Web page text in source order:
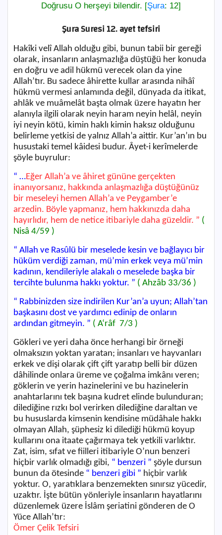
Doğrusu O herşeyi bilendir. [Şura: 12]
Şura Suresi 12. ayet tefsiri
Hakîki velî Allah olduğu gibi, bunun tabii bir gereği
olarak, insanların anlaşmazlığa düştüğü her konuda
en doğru ve adil hükmü verecek olan da yine
Allah’tır. Bu sadece âhirette kullar arasında nihâî
hükmü vermesi anlamında değil, dünyada da itikat,
ahlâk ve muâmelât başta olmak üzere hayatın her
alanıyla ilgili olarak neyin haram neyin helâl, neyin
iyi neyin kötü, kimin haklı kimin haksız olduğunu
belirleme yetkisi de yalnız Allah’a aittir. Kur’an’ın bu
husustaki temel kâidesi budur. Âyet-i kerîmelerde
şöyle buyrulur:
“ …Eğer Allah’a ve âhiret gününe gerçekten
inanıyorsanız, hakkında anlaşmazlığa düştüğünüz
bir meseleyi hemen Allah’a ve Peygamber’e
arzedin. Böyle yapmanız, hem hakkınızda daha
hayırlıdır, hem de netice itibariyle daha güzeldir. ” (
Nisâ 4/59 )
“ Allah ve Rasûlü bir meselede kesin ve bağlayıcı bir
hüküm verdiği zaman, mü’min erkek veya mü’min
kadının, kendileriyle alakalı o meselede başka bir
tercihte bulunma hakkı yoktur. ” ( Ahzâb 33/36 )
“ Rabbinizden size indirilen Kur’an’a uyun; Allah’tan
başkasını dost ve yardımcı edinip de onların
ardından gitmeyin. ” ( A‘râf 7/3 )
Gökleri ve yeri daha önce herhangi bir örneği
olmaksızın yoktan yaratan; insanları ve hayvanları
erkek ve dişi olarak çift çift yaratıp belli bir düzen
dâhilinde onlara üreme ve çoğalma imkânı veren;
göklerin ve yerin hazinelerini ve bu hazinelerin
anahtarlarını tek başına kudret elinde bulunduran;
dilediğine rızkı bol verirken dilediğine daraltan ve
bu hususlarda kimsenin kendisine müdâhale hakkı
olmayan Allah, şüphesiz ki dilediği hükmü koyup
kullarını ona itaate çağırmaya tek yetkili varlıktır.
Zat, isim, sıfat ve fiilleri itibariyle O’nun benzeri
hiçbir varlık olmadığı gibi, “ benzeri ” şöyle dursun
bunun da ötesinde “ benzeri gibi ” hiçbir varlık
yoktur. O, yaratıklara benzemekten sınırsız yücedir,
uzaktır. İşte bütün yönleriyle insanların hayatlarını
düzenlemek üzere İslâm şeriatini gönderen de O
Yüce Allah’tır:
Ömer Çelik Tefsiri